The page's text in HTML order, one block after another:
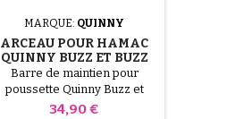
MARQUE: QUINNY
ARCEAU POUR HAMAC
QUINNY BUZZ ET BUZZ
XTRA
Barre de maintien pour
poussette Quinny Buzz et
Buzz Xtra
Prix
34,90 €